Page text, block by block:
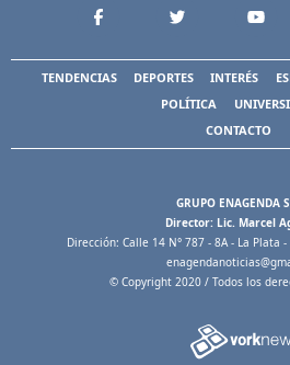
TENDENCIAS DEPORTES INTERÉS
POLÍTICA
CONTACTO
GRUPO ENAGENDA
Director: Lic. Marcel
Dirección: Calle 14 N° 787 - 8A - La Plata
© Copyright 2020 / Todos los